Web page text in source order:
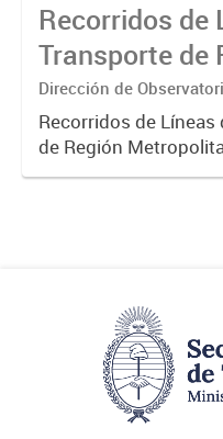
Recorridos de
Transporte de
Metropolitana
Buenos Aires
Dirección de
Transporte, Estudio y
Recorridos de Líneas
de Región
Aires (RMBA).-